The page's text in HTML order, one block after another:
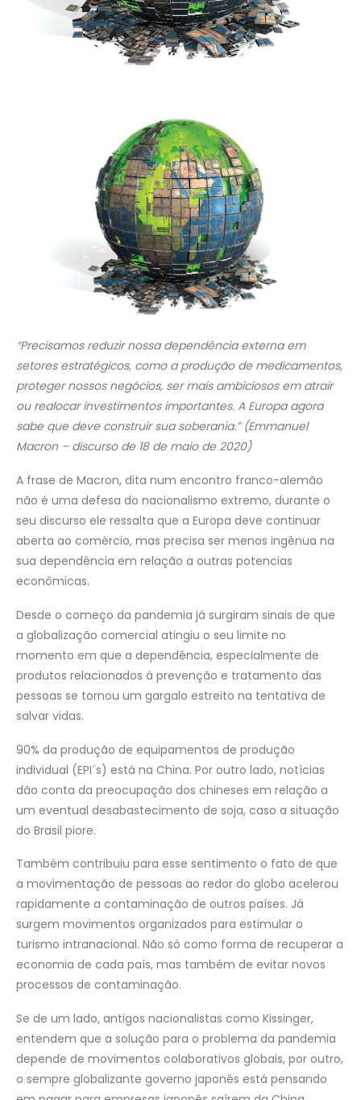
“Precisamos reduzir nossa dependência externa em
setores estratégicos, como a produção de medicamentos,
proteger nossos negócios, ser mais ambiciosos em atrair
ou realocar investimentos importantes. A Europa agora
sabe que deve construir sua soberania.” (Emmanuel
Macron – discurso de 18 de maio de 2020)
A frase de Macron, dita num encontro franco-alemão
não é uma defesa do nacionalismo extremo, durante o
seu discurso ele ressalta que a Europa deve continuar
aberta ao comércio, mas precisa ser menos ingênua na
sua dependência em relação a outras potencias
econômicas.
Desde o começo da pandemia já surgiram sinais de que
a globalização comercial atingiu o seu limite no
momento em que a dependência, especialmente de
produtos relacionados à prevenção e tratamento das
pessoas se tornou um gargalo estreito na tentativa de
salvar vidas.
90% da produção de equipamentos de produção
individual (EPI´s) está na China. Por outro lado, notícias
dão conta da preocupação dos chineses em relação a
um eventual desabastecimento de soja, caso a situação
do Brasil piore.
Também contribuiu para esse sentimento o fato de que
a movimentação de pessoas ao redor do globo acelerou
rapidamente a contaminação de outros países. Já
surgem movimentos organizados para estimular o
turismo intranacional. Não só como forma de recuperar a
economia de cada país, mas também de evitar novos
processos de contaminação.
Se de um lado, antigos nacionalistas como Kissinger,
entendem que a solução para o problema da pandemia
depende de movimentos colaborativos globais, por outro,
o sempre globalizante governo japonês está pensando